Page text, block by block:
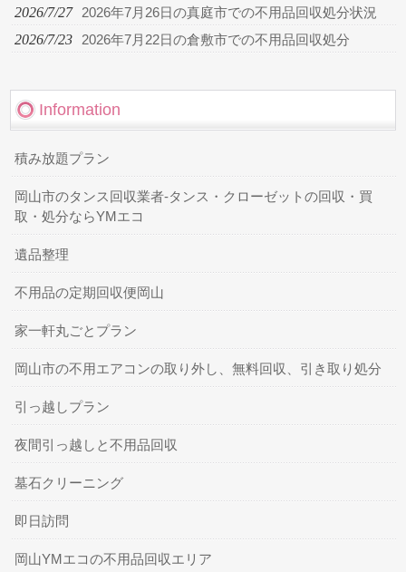
2026/7/27 2026年7月26日の真庭市での不用品回収処分状況
2026/7/23 2026年7月22日の倉敷市での不用品回収処分
Information
積み放題プラン
岡山市のタンス回収業者-タンス・クローゼットの回収・買
取・処分ならYMエコ
遺品整理
不用品の定期回収便岡山
家一軒丸ごとプラン
岡山市の不用エアコンの取り外し、無料回収、引き取り処分
引っ越しプラン
夜間引っ越しと不用品回収
墓石クリーニング
即日訪問
岡山YMエコの不用品回収エリア